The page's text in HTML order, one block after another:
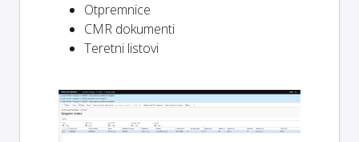
Otpremnice
CMR dokumenti
Teretni listovi